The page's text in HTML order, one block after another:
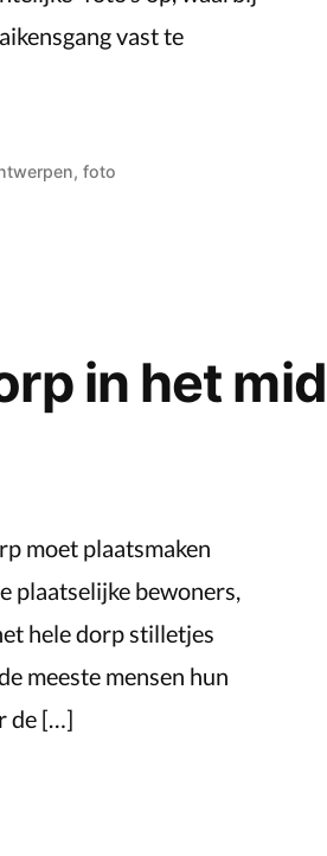
vast te
, foto
in het
moet plaatsmaken
plaatselijke bewoners,
hele dorp stilletjes
meeste mensen hun
de […]